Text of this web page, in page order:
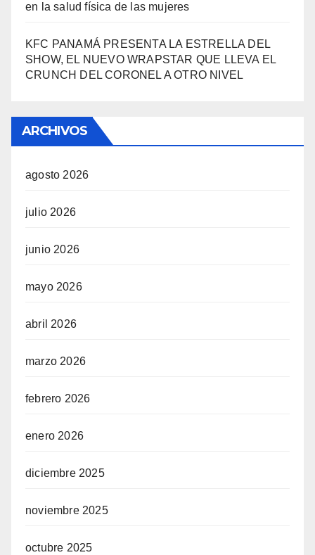
en la salud física de las mujeres
KFC PANAMÁ PRESENTA LA ESTRELLA DEL
SHOW, EL NUEVO WRAPSTAR QUE LLEVA EL
CRUNCH DEL CORONEL A OTRO NIVEL
ARCHIVOS
agosto 2026
julio 2026
junio 2026
mayo 2026
abril 2026
marzo 2026
febrero 2026
enero 2026
diciembre 2025
noviembre 2025
octubre 2025